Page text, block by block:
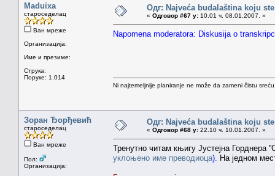
Maduixa
староседелац
Ван мреже
Организација:
Име и презиме:
Струка:
Поруке: 1.014
Одг: Najveća budalaština koju
« Одговор #67 у: 10.01 ч. 08.01.2007. »
Napomena moderatora: Diskusija o
Ni najtemeljnije planiranje ne može da zameni čistu
Зоран Ђорђевић
староседелац
Ван мреже
Пол:
Организација:
Одг: Najveća budalaština koju
« Одговор #68 у: 22.10 ч. 10.01.2007. »
Тренутно читам књигу Јустејна Горднера
уклоњено име преводиоца). На једном